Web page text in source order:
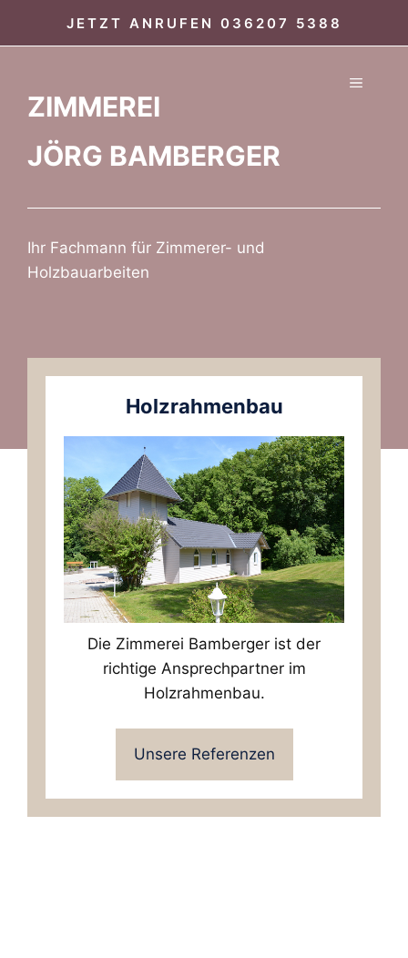
JETZT ANRUFEN 036207 5388
MENÜ
ZIMMEREI
JÖRG BAMBERGER
Ihr Fachmann für Zimmerer- und
Holzbauarbeiten
Holzrahmenbau
Die Zimmerei Bamberger ist der
richtige Ansprechpartner im
Holzrahmenbau.
Unsere Referenzen